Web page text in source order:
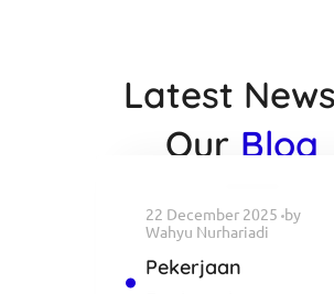
Latest
Our Blog
22 December 2025 by
Wahyu Nurhariadi
Pekerjaan